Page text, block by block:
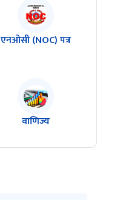
एनओसी (NOC) पत्र
वाणिज्य